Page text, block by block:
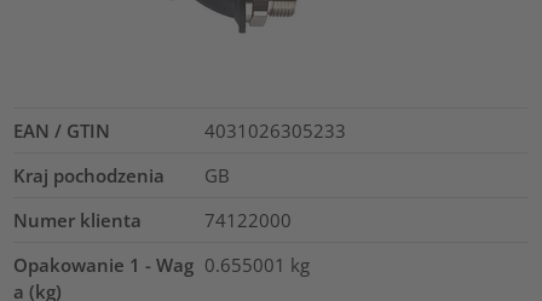
EAN / GTIN
4031026305233
Kraj pochodzenia
GB
Numer klienta
74122000
Opakowanie 1 - Wag
a (kg)
0.655001 kg